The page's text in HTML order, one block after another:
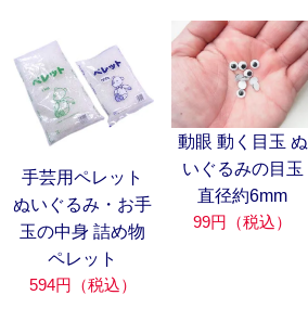
手芸用ペレット
ぬいぐるみ・お手
玉の中身 詰め物
ペレット
594円（税込）
動眼 動く目玉 ぬ
いぐるみの目玉
直径約6mm
99円（税込）